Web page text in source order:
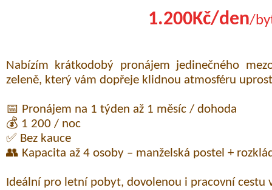
1.200Kč/den/
Nabízím krátkodobý pronájem jedinečného
zeleně, který vám dopřeje klidnou atmosféru
📅 Pronájem na 1 týden až 1 měsíc / dohoda
💰 1 200 / noc
✅ Bez kauce
👥 Kapacita až 4 osoby – manželská postel +
Ideální pro letní pobyt, dovolenou i pracovní cestu